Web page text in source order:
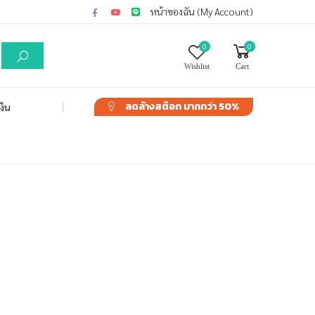
หน้าของฉัน (My Account)
0
Wishlist
0
Cart
น ลดล้างสต๊อกมากกว่า 50%